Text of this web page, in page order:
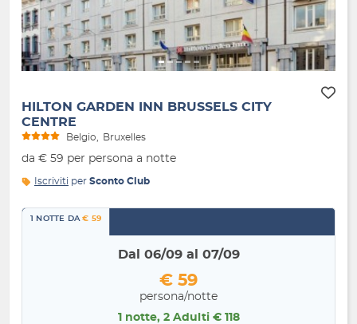
HILTON GARDEN INN BRUSSELS CITY
CENTRE
Belgio Bruxelles
da € 59 per persona a notte
Iscriviti per Sconto Club
1 NOTTE DA€ 59
Dal 06/09 al 07/09
€ 59
persona/notte
1 notte, 2 Adulti € 118